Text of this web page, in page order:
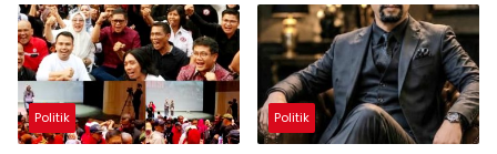
Agustus 2026
Politik Politik